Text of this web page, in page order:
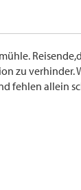
zu verhinder.
fehlen allein